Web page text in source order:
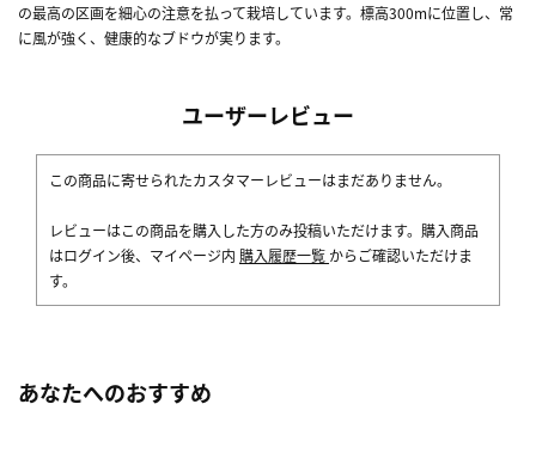
の最高の区画を細心の注意を払って栽培しています。標高300mに位置し、常
に風が強く、健康的なブドウが実ります。
ユーザーレビュー
この商品に寄せられたカスタマーレビューはまだありません。
レビューはこの商品を購入した方のみ投稿いただけます。購入商品
はログイン後、マイページ内 購入履歴一覧 からご確認いただけま
す。
あなたへのおすすめ